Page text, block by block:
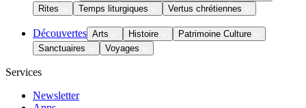
Rites
Temps liturgiques Vertus chrétiennes
Découvertes Arts Histoire
Patrimoine Culture
Sanctuaires
Voyages
Services
Newsletter